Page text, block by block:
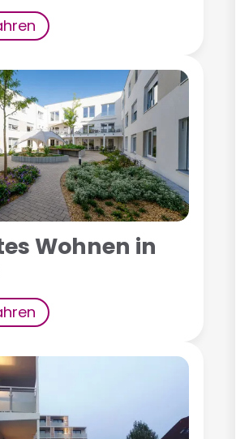
Wohnen in